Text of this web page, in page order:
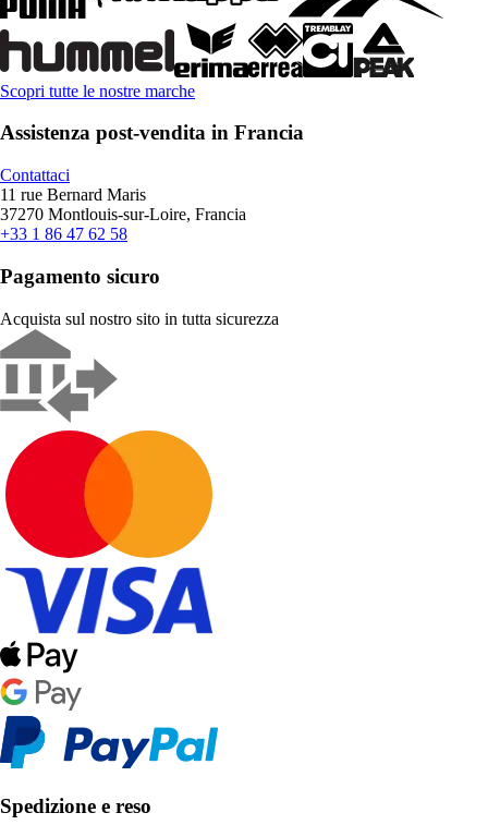
Scopri tutte le nostre marche
Assistenza post-vendita in Francia
Contattaci
11 rue Bernard Maris
37270 Montlouis-sur-Loire, Francia
+33 1 86 47 62 58
Pagamento sicuro
Acquista sul nostro sito in tutta sicurezza
Spedizione e reso